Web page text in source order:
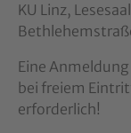
KU Linz,
Eine
bei freiem
erforderlich!